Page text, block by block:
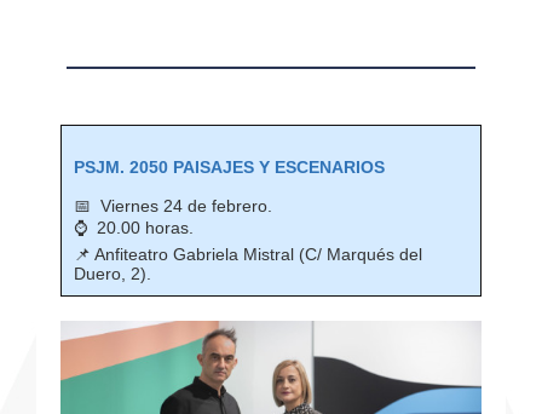
PSJM. 2050 PAISAJES Y ESCENARIOS
📅 Viernes 24 de febrero.
⌚ 20.00 horas.
📌 Anfiteatro Gabriela Mistral (C/ Marqués del
Duero, 2).